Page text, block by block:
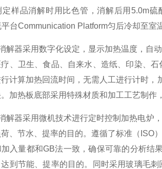
定样品消解时用比色管，消解后用5.0m
台Communication Platform匀后冷却至室
解器采用数字化设定，显示加热温度，自
、卫生、食品、自来水、造纸、印染、
计算加热回流时间，无需人工进行计时
加热板底部采用特殊材质和加工工艺制作
器采用微机技术进行定时控制加热电炉
、节水、提率的目的。遵循了标准（ISO
入量都和GB法一致，确保可靠的分析结
到节能、提率的目的。同时采用玻璃毛